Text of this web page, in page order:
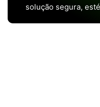
solução segura,